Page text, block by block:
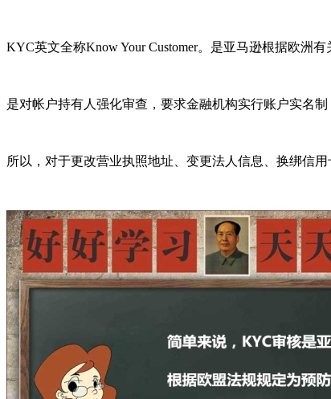
KYC英文全称Know Your Customer。是亚马逊根据欧洲
是对帐户持有人强化审查，要求金融机构实行账户实名
所以，对于更改营业执照地址、变更法人信息、换绑信